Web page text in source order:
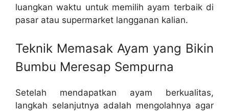
luangkan waktu untuk memilih ayam terbaik di
pasar atau supermarket langganan kalian.
Teknik Memasak Ayam yang Bikin
Bumbu Meresap Sempurna
Setelah mendapatkan ayam berkualitas,
langkah selanjutnya adalah mengolahnya agar